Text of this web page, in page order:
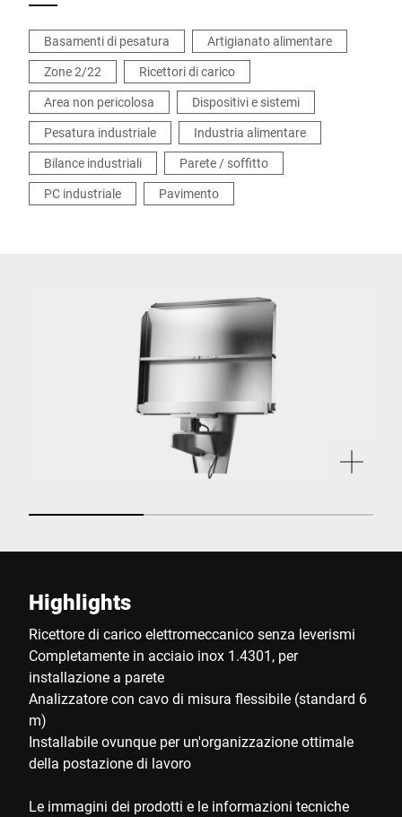
Basamenti di pesatura
Artigianato alimentare
Zone 2/22
Ricettori di carico
Area non pericolosa
Dispositivi e sistemi
Pesatura industriale
Industria alimentare
Bilance industriali
Parete / soffitto
PC industriale
Pavimento
Highlights
Ricettore di carico elettromeccanico senza leverismi
Completamente in acciaio inox 1.4301, per
installazione a parete
Analizzatore con cavo di misura flessibile (standard 6
m)
Installabile ovunque per un'organizzazione ottimale
della postazione di lavoro
Le immagini dei prodotti e le informazioni tecniche